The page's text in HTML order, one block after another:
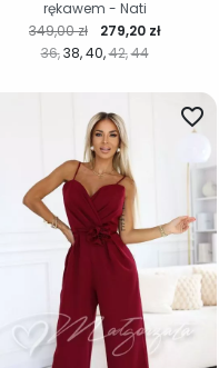
36 38 40 42 44
Cena regularna
349,00 zł Cena
279,20 zł
rękawem - Nati
favorite_border